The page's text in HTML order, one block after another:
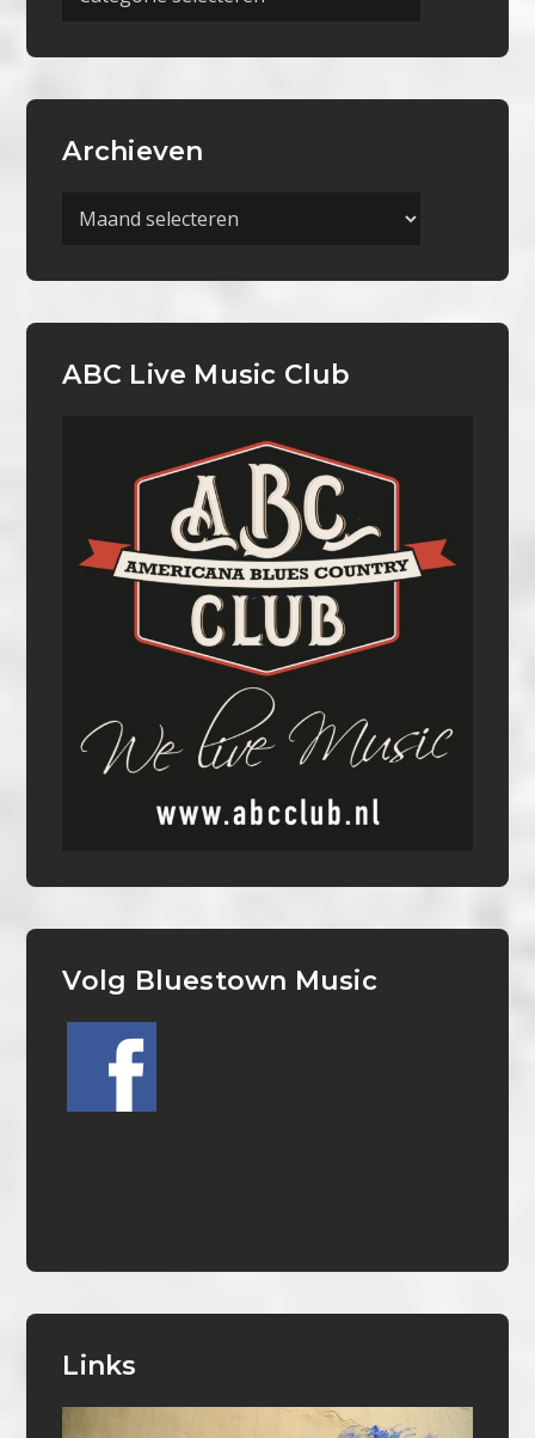
Archieven
Archieven
ABC Live Music Club
Volg Bluestown Music
Links